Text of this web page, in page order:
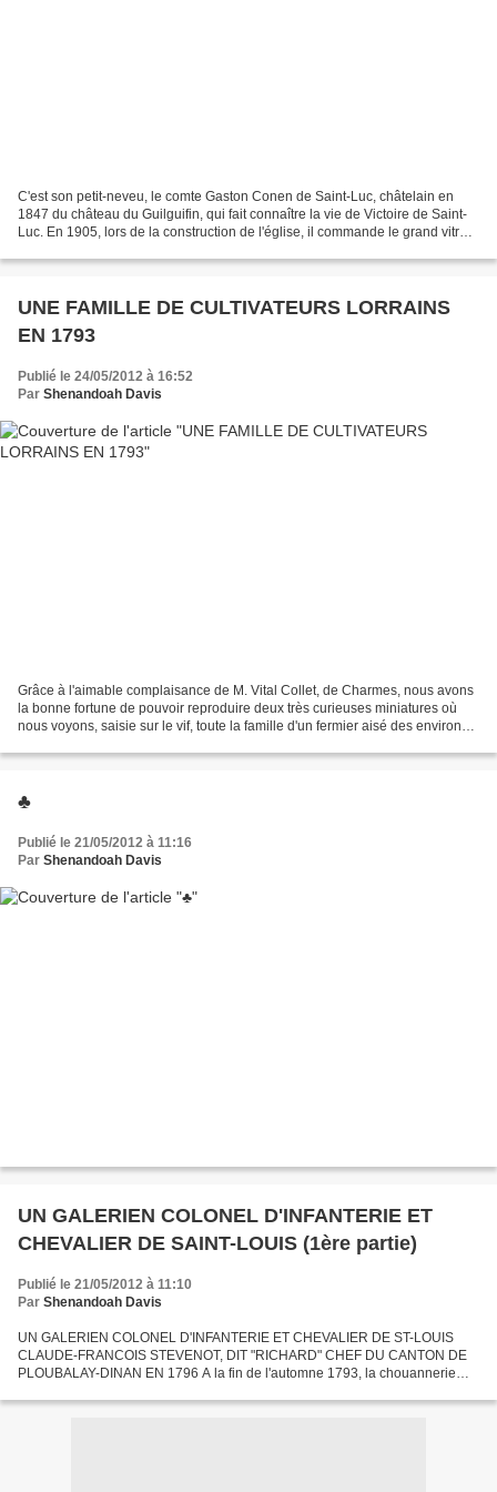
C'est son petit-neveu, le comte Gaston Conen de Saint-Luc, châtelain en
1847 du château du Guilguifin, qui fait connaître la vie de Victoire de Saint-
Luc. En 1905, lors de la construction de l'église, il commande le grand vitrail,
UNE FAMILLE DE CULTIVATEURS LORRAINS
EN 1793
Publié le 24/05/2012 à 16:52
Par Shenandoah Davis
Grâce à l'aimable complaisance de M. Vital Collet, de Charmes, nous avons
la bonne fortune de pouvoir reproduire deux très curieuses miniatures où
nous voyons, saisie sur le vif, toute la famille d'un fermier aisé des environs
♣
Publié le 21/05/2012 à 11:16
Par Shenandoah Davis
UN GALERIEN COLONEL D'INFANTERIE ET
CHEVALIER DE SAINT-LOUIS (1ère partie)
Publié le 21/05/2012 à 11:10
Par Shenandoah Davis
UN GALERIEN COLONEL D'INFANTERIE ET CHEVALIER DE ST-LOUIS
CLAUDE-FRANCOIS STEVENOT, DIT "RICHARD" CHEF DU CANTON DE
PLOUBALAY-DINAN EN 1796 A la fin de l'automne 1793, la chouannerie